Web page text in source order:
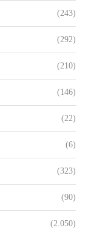
(243)
(292)
(210)
(146)
(22)
(6)
(323)
(90)
(2.050)